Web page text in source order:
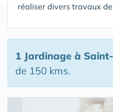
réaliser divers travaux
1 Jardinage à
de 150 kms.